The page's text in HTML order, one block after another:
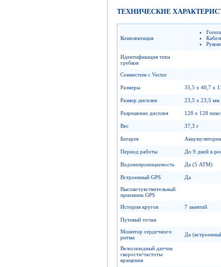
ТЕХНИЧЕСКИЕ
Комплектация
Идентификация типа
гребков
Совместим с Vector
Размеры 35,5 х 40,7 х
Размер дисплея 23,5 х 23,5 мм
Разрешение дисплея 128 x 128
Вес 37,3 г
Батарея
Период работы До 9 дней в
Водонепроницаемость Да (5 ATM)
Встроенный GPS
Да
Высокочувствительный
приемник GPS
История кругов
7 занятий
Путевый точки
Монитор сердечного
ритма
Да
Велосипедный датчик
скорости/частоты
вращения